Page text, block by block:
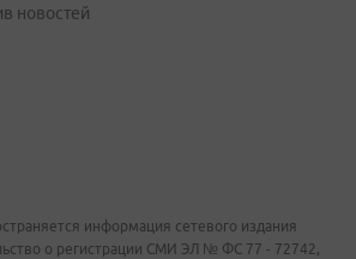
новостей
информация сетевого издания
о регистрации СМИ ЭЛ № ФС 77 - 72742,